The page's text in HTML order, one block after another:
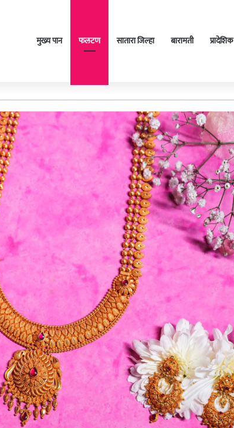
मुख्य पान फलटण सातारा जिल्हा बारामती प्रादेशिक